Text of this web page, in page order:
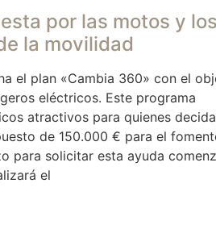
por las motos y los
la movilidad
el plan «Cambia 360» con el
eléctricos. Este programa
atractivos para quienes
de 150.000 € para el
para solicitar esta ayuda
el